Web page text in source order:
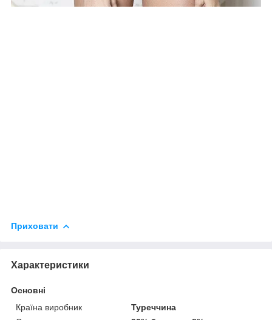
Приховати
Характеристики
Основні
Країна виробник
Туреччина